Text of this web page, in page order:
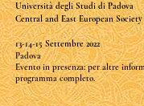
Università degli Studi di Padova
Central and East European
13-14-15 Settembre 2022
Padova
Evento in presenza: per altre
programma completo.